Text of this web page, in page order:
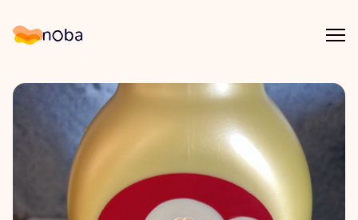
Noba